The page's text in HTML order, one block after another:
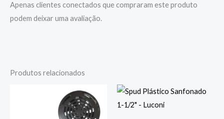
Apenas clientes conectados que compraram este produto
podem deixar uma avaliação.
Produtos relacionados